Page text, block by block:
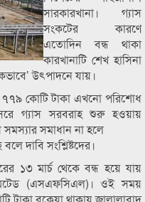
সারকারখানা। গ্যাস
সংকটের কারণে
এতোদিন বন্ধ থাকা
কারখানাটি শেখ হাসিনা
উৎপাদনে যায়।
৭৭৯ কোটি টাকা এখনো পরিশোধ
গ্যাস সরবরাহ শুরু হওয়ায়
সমস্যার সমাধান না হলে
দাবি সংশ্লিষ্টদের।
১৩ মার্চ থেকে বন্ধ হয়ে যায়
(এসএফসিএল)। ওই সময়